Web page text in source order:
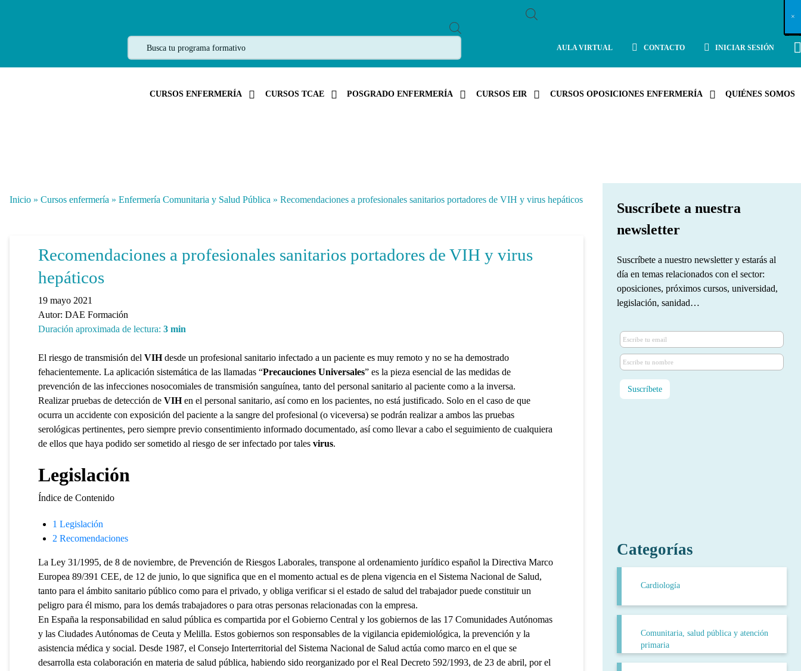
R
D
S
AULA VIRTUAL CONTACTO INICIAR SESIÓN
CURSOS ENFERMERÍA CURSOS TCAE POSGRADO ENFERMERÍA CURSOS EIR CURSOS OPOSICIONES ENFERMERÍA QUIÉNES SOMOS
Inicio » Cursos enfermería » Enfermería Comunitaria y Salud Pública » Recomendaciones a profesionales sanitarios portadores de VIH y virus hepáticos
Recomendaciones a profesionales sanitarios portadores de VIH y virus
hepáticos
19 mayo 2021
Autor: DAE Formación
Duración aproximada de lectura: 3 min
El riesgo de transmisión del VIHdesde un profesional sanitario infectado a un paciente es muy remoto y no se ha demostrado
fehacientemente. La aplicación sistemática de las llamadas “Precauciones Universales” es la pieza esencial de las medidas de
prevención de las infecciones nosocomiales de transmisión sanguínea, tanto del personal sanitario al paciente como a la inversa.
Realizar pruebas de detección de VIHen el personal sanitario, así como en los pacientes, no está justificado. Solo en el caso de que
ocurra un accidente con exposición del paciente a la sangre del profesional (o viceversa) se podrán realizar a ambos las pruebas
serológicas pertinentes, pero siempre previo consentimiento informado documentado, así como llevar a cabo el seguimiento de cualquiera
de ellos que haya podido ser sometido al riesgo de ser infectado por tales virus.
Legislación
Índice de Contenido
1 Legislación
2 Recomendaciones
La Ley 31/1995, de 8 de noviembre, de Prevención de Riesgos Laborales, transpone al ordenamiento jurídico español la Directiva Marco
Europea 89/391 CEE, de 12 de junio, lo que significa que en el momento actual es de plena vigencia en el Sistema Nacional de Salud,
tanto para el ámbito sanitario público como para el privado, y obliga verificar si el estado de salud del trabajador puede constituir un
peligro para él mismo, para los demás trabajadores o para otras personas relacionadas con la empresa.
En España la responsabilidad en salud pública es compartida por el Gobierno Central y los gobiernos de las 17 Comunidades Autónomas
y las Ciudades Autónomas de Ceuta y Melilla. Estos gobiernos son responsables de la vigilancia epidemiológica, la prevención y la
asistencia médica y social. Desde 1987, el Consejo Interterritorial del Sistema Nacional de Salud actúa como marco en el que se
desarrolla esta colaboración en materia de salud pública, habiendo sido reorganizado por el Real Decreto 592/1993, de 23 de abril, por el
Suscríbete a nuestra
newsletter
Suscríbete a nuestro newsletter y estarás al
día en temas relacionados con el sector:
oposiciones, próximos cursos, universidad,
legislación, sanidad…
Categorías
Cardiología
Comunitaria, salud pública y atención
primaria
X
×
×
×
×
×
×
×
×
×
×
×
×
×
×
×
×
×
×
×
×
×
×
×
×
×
×
×
×
×
×
×
×
×
×
×
×
×
×
×
×
×
×
×
×
×
×
×
×
×
×
×
×
×
×
×
×
×
×
×
×
×
×
×
×
×
×
×
×
×
×
×
×
×
×
×
×
×
×
×
×
×
×
×
×
×
×
×
×
×
×
×
×
×
×
×
×
×
×
×
×
×
×
×
×
×
×
×
×
×
×
×
×
×
×
×
×
×
×
×
×
×
×
×
×
×
×
×
×
×
×
×
×
×
×
×
×
×
×
×
×
×
×
×
×
×
×
×
×
×
×
×
×
×
×
×
×
×
×
×
×
×
×
×
×
×
×
×
×
×
×
×
×
×
×
×
×
×
×
×
×
×
×
×
×
×
×
×
×
×
×
×
×
×
×
×
×
×
×
×
×
×
×
×
×
×
×
×
×
×
×
×
×
×
×
×
×